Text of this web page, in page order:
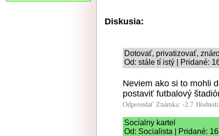
Diskusia:
Dotovať, privatizovať,
Od: stále tí istý | Pridané:
Neviem ako si to mohli
postaviť futbalový
Odpovedať Známka: -2.7
Socialny kartel
Od: Socialista | Pridané: